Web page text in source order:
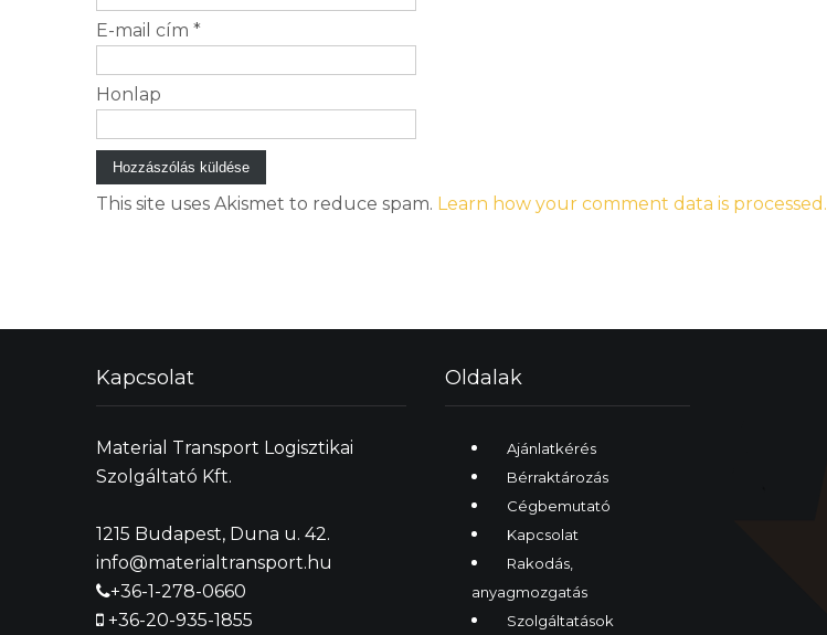
E-mail cím *
Honlap
This site uses Akismet to reduce spam. Learn how your comment data is processed.
Kapcsolat
Material Transport Logisztikai
Szolgáltató Kft.
1215 Budapest, Duna u. 42.
info@materialtransport.hu
+36-1-278-0660
+36-20-935-1855
Oldalak
Ajánlatkérés
Bérraktározás
Cégbemutató
Kapcsolat
Rakodás,
anyagmozgatás
Szolgáltatások